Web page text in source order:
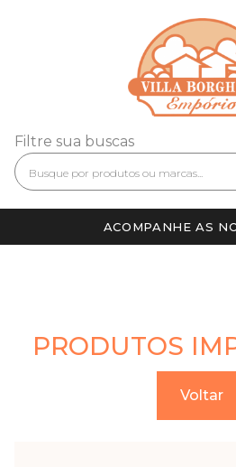
Filtre sua buscas
ACOMPANHE AS
PRODUTOS
Voltar